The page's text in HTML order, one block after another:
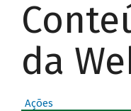
da
Ações